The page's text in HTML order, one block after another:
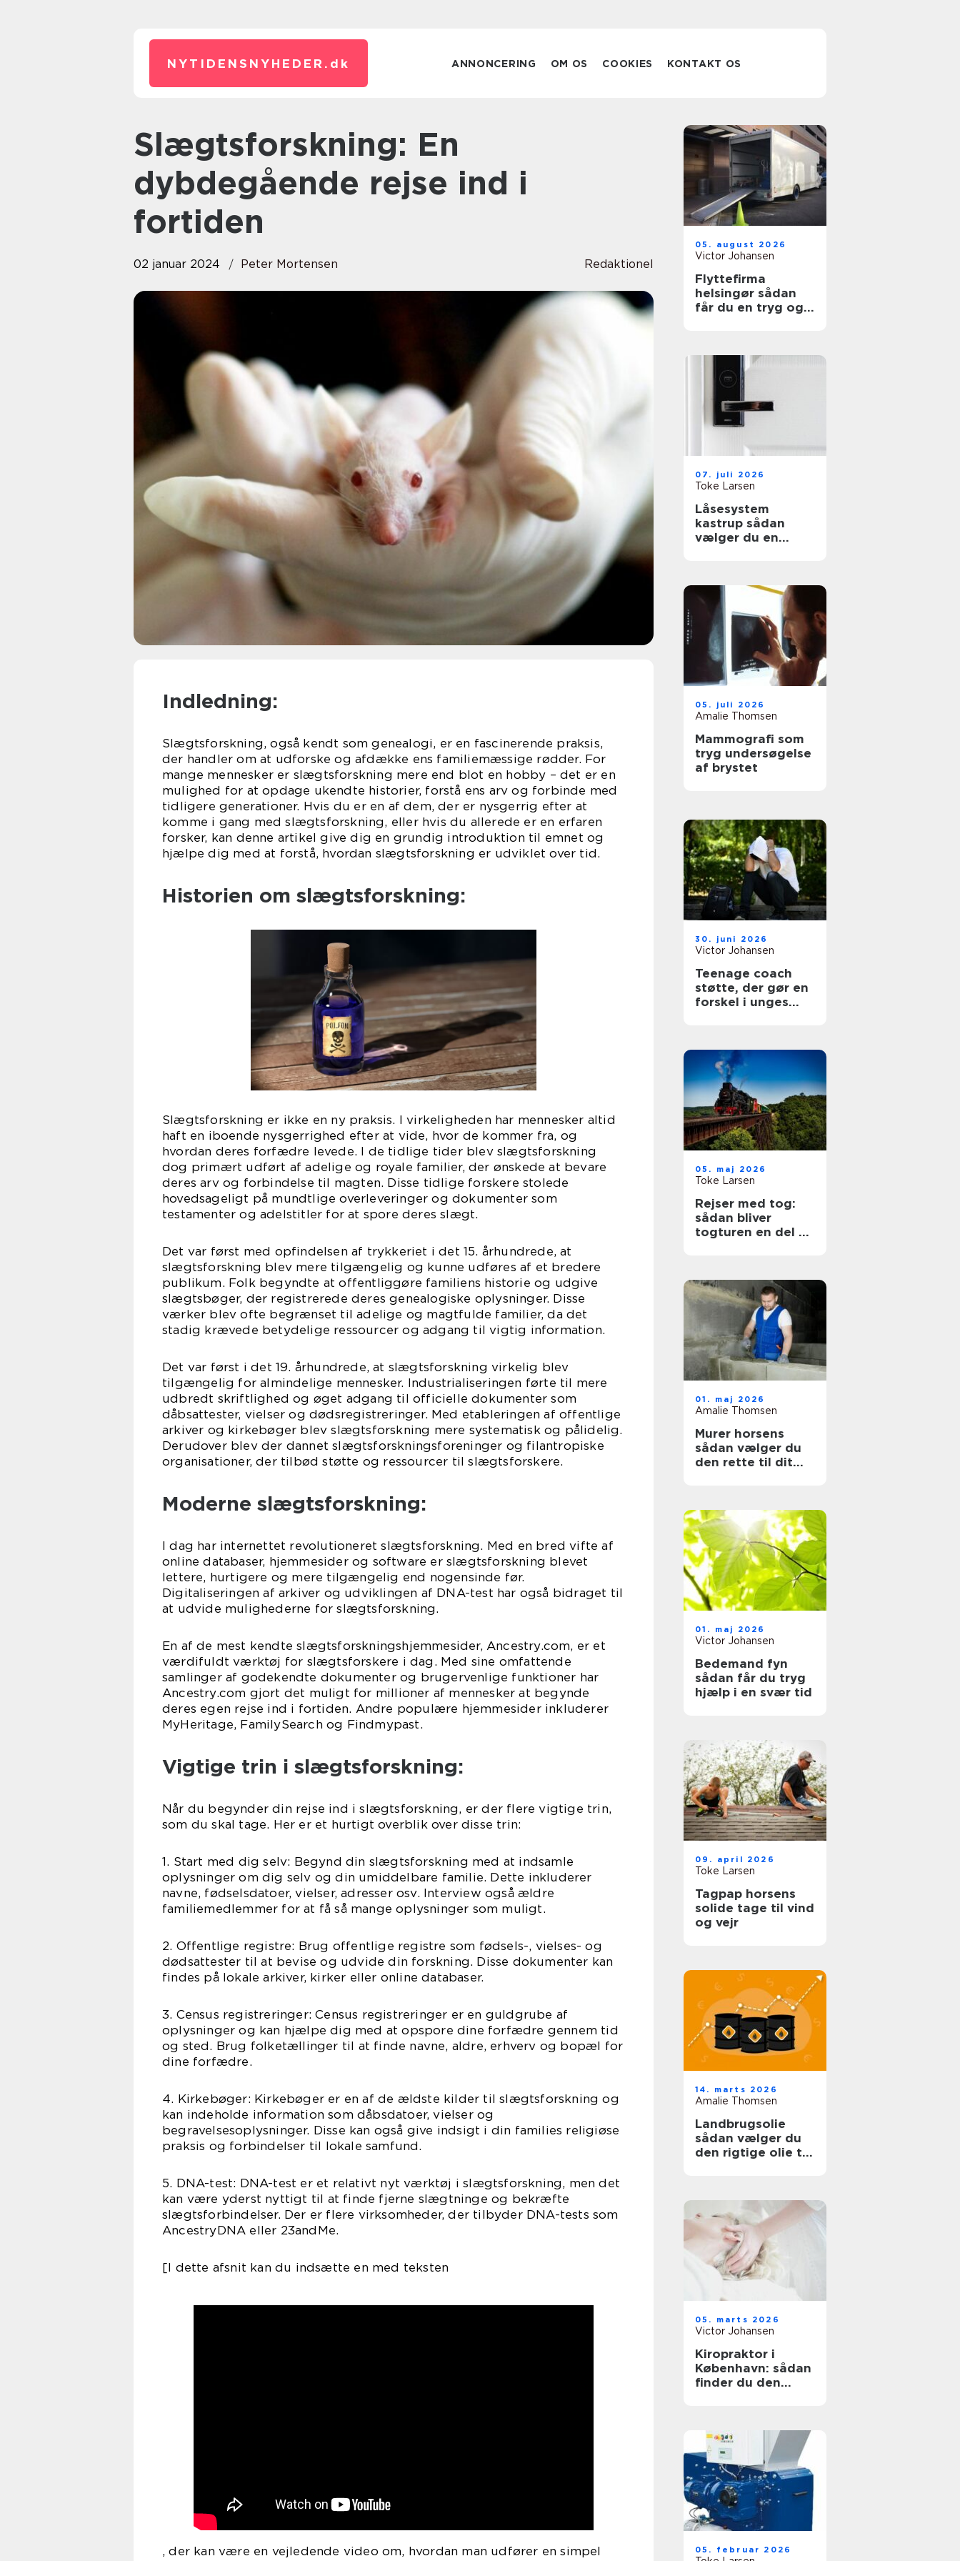
NYTIDENSNYHEDER. dk ANNONCERING OM OS COOKIES KONTAKT OS
Slægtsforskning: En
dybdegående rejse ind i
fortiden
02 januar 2024 Peter Mortensen Redaktionel
Indledning:
Slægtsforskning, også kendt som genealogi, er en fascinerende praksis,
der handler om at udforske og afdække ens familiemæssige rødder. For
mange mennesker er slægtsforskning mere end blot en hobby – det er en
mulighed for at opdage ukendte historier, forstå ens arv og forbinde med
tidligere generationer. Hvis du er en af dem, der er nysgerrig efter at
komme i gang med slægtsforskning, eller hvis du allerede er en erfaren
forsker, kan denne artikel give dig en grundig introduktion til emnet og
hjælpe dig med at forstå, hvordan slægtsforskning er udviklet over tid.
Historien om slægtsforskning:
Slægtsforskning er ikke en ny praksis. I virkeligheden har mennesker altid
haft en iboende nysgerrighed efter at vide, hvor de kommer fra, og
hvordan deres forfædre levede. I de tidlige tider blev slægtsforskning
dog primært udført af adelige og royale familier, der ønskede at bevare
deres arv og forbindelse til magten. Disse tidlige forskere stolede
hovedsageligt på mundtlige overleveringer og dokumenter som
testamenter og adelstitler for at spore deres slægt.
Det var først med opfindelsen af trykkeriet i det 15. århundrede, at
slægtsforskning blev mere tilgængelig og kunne udføres af et bredere
publikum. Folk begyndte at offentliggøre familiens historie og udgive
slægtsbøger, der registrerede deres genealogiske oplysninger. Disse
værker blev ofte begrænset til adelige og magtfulde familier, da det
stadig krævede betydelige ressourcer og adgang til vigtig information.
Det var først i det 19. århundrede, at slægtsforskning virkelig blev
tilgængelig for almindelige mennesker. Industrialiseringen førte til mere
udbredt skriftlighed og øget adgang til officielle dokumenter som
dåbsattester, vielser og dødsregistreringer. Med etableringen af offentlige
arkiver og kirkebøger blev slægtsforskning mere systematisk og pålidelig.
Derudover blev der dannet slægtsforskningsforeninger og filantropiske
organisationer, der tilbød støtte og ressourcer til slægtsforskere.
Moderne slægtsforskning:
I dag har internettet revolutioneret slægtsforskning. Med en bred vifte af
online databaser, hjemmesider og software er slægtsforskning blevet
lettere, hurtigere og mere tilgængelig end nogensinde før.
Digitaliseringen af arkiver og udviklingen af DNA-test har også bidraget til
at udvide mulighederne for slægtsforskning.
En af de mest kendte slægtsforskningshjemmesider, Ancestry.com, er et
værdifuldt værktøj for slægtsforskere i dag. Med sine omfattende
samlinger af godekendte dokumenter og brugervenlige funktioner har
Ancestry.com gjort det muligt for millioner af mennesker at begynde
deres egen rejse ind i fortiden. Andre populære hjemmesider inkluderer
MyHeritage, FamilySearch og Findmypast.
Vigtige trin i slægtsforskning:
Når du begynder din rejse ind i slægtsforskning, er der flere vigtige trin,
som du skal tage. Her er et hurtigt overblik over disse trin:
1. Start med dig selv: Begynd din slægtsforskning med at indsamle
oplysninger om dig selv og din umiddelbare familie. Dette inkluderer
navne, fødselsdatoer, vielser, adresser osv. Interview også ældre
familiemedlemmer for at få så mange oplysninger som muligt.
2. Offentlige registre: Brug offentlige registre som fødsels-, vielses- og
dødsattester til at bevise og udvide din forskning. Disse dokumenter kan
findes på lokale arkiver, kirker eller online databaser.
3. Census registreringer: Census registreringer er en guldgrube af
oplysninger og kan hjælpe dig med at opspore dine forfædre gennem tid
og sted. Brug folketællinger til at finde navne, aldre, erhverv og bopæl for
dine forfædre.
4. Kirkebøger: Kirkebøger er en af de ældste kilder til slægtsforskning og
kan indeholde information som dåbsdatoer, vielser og
begravelsesoplysninger. Disse kan også give indsigt i din families religiøse
praksis og forbindelser til lokale samfund.
5. DNA-test: DNA-test er et relativt nyt værktøj i slægtsforskning, men det
kan være yderst nyttigt til at finde fjerne slægtninge og bekræfte
slægtsforbindelser. Der er flere virksomheder, der tilbyder DNA-tests som
AncestryDNA eller 23andMe.
[I dette afsnit kan du indsætte en med teksten
, der kan være en vejledende video om, hvordan man udfører en simpel
05. august 2026
Victor Johansen
Flyttefirma
helsingør sådan
får du en tryg og
07. juli 2026
Toke Larsen
Låsesystem
kastrup sådan
vælger du en
05. juli 2026
Amalie Thomsen
Mammografi som
tryg undersøgelse
af brystet
30. juni 2026
Victor Johansen
Teenage coach
støtte, der gør en
forskel i unges
05. maj 2026
Toke Larsen
Rejser med tog:
sådan bliver
togturen en del af
01. maj 2026
Amalie Thomsen
Murer horsens
sådan vælger du
den rette til dit
01. maj 2026
Victor Johansen
Bedemand fyn
sådan får du tryg
hjælp i en svær tid
09. april 2026
Toke Larsen
Tagpap horsens
solide tage til vind
og vejr
14. marts 2026
Amalie Thomsen
Landbrugsolie
sådan vælger du
den rigtige olie til
05. marts 2026
Victor Johansen
Kiropraktor i
København: sådan
finder du den
05. februar 2026